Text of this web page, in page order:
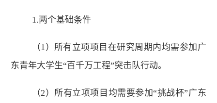
1.两个基础条件
（1）所有立项项目在研究周期内均需参加广
东青年大学生“百千万工程”突击队行动。
（2）所有立项项目均需要参加“挑战杯”广东